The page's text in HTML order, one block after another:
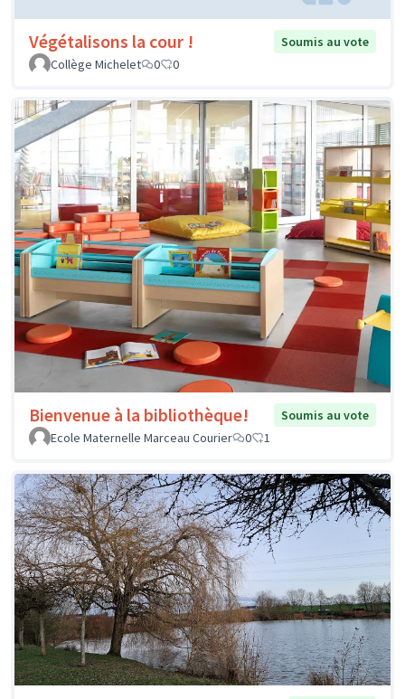
Végétalisons la cour !
Soumis au vote
Collège Michelet
0 0
Bienvenue à la bibliothèque!
Soumis au vote
Ecole Maternelle Marceau Courier
0 1